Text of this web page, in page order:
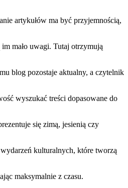
artykułów ma być przyjemnością,
mało uwagi. Tutaj otrzymują
blog pozostaje aktualny, a czytelnik
wyszukać treści dopasowane do
się zimą, jesienią czy
kulturalnych, które tworzą
maksymalnie z czasu.